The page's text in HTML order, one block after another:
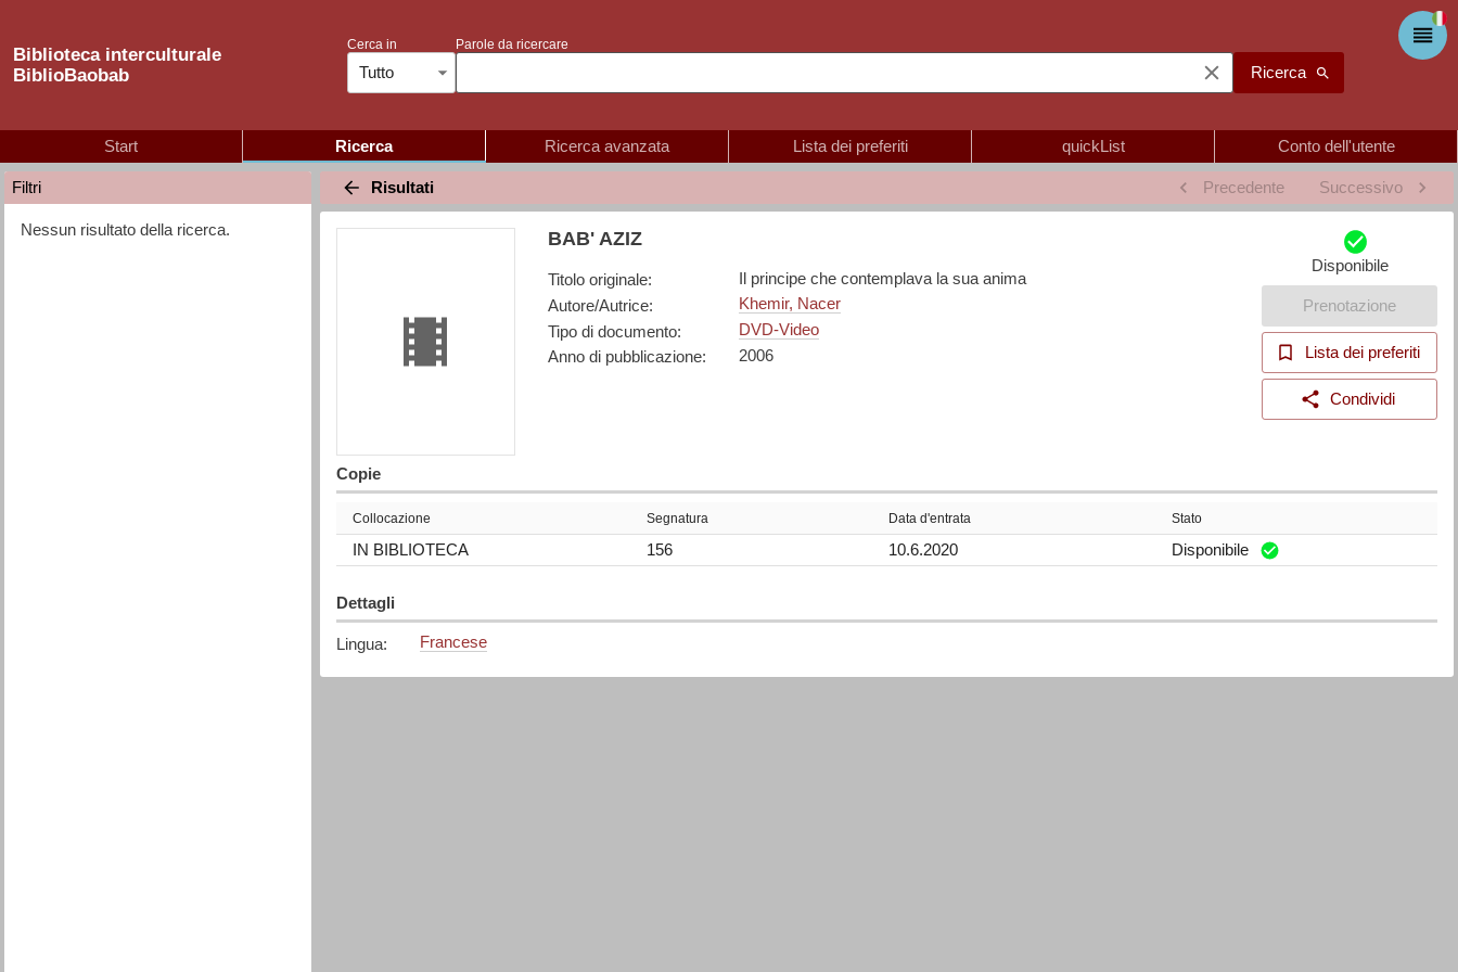
Biblioteca interculturale
BiblioBaobab
Cerca in
Tutto
Parole da ricercare
Ricerca
Start Ricerca Ricerca avanzata Lista dei preferiti quickList Conto dell'utente
Filtri
Nessun risultato della ricerca.
Risultati Precedente Successivo
BAB' AZIZ
Titolo originale:
Il principe che contemplava la sua anima
Autore/Autrice:
Khemir, Nacer
Tipo di documento:
DVD-Video
Anno di pubblicazione: 2006
Disponibile
Prenotazione
Lista dei preferiti
Condividi
Copie
Collocazione Segnatura Data d'entrata Stato
IN BIBLIOTECA 156 10.6.2020 Disponibile
Dettagli
Lingua: Francese